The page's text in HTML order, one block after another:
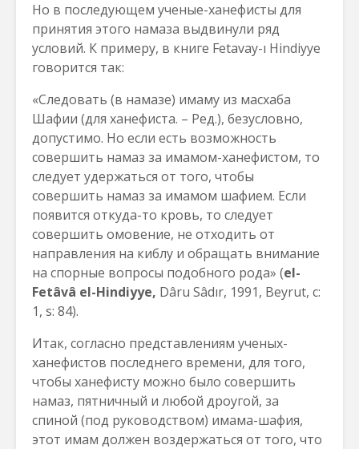
Но в последующем ученые-ханефисты для
принятия этого намаза выдвинули ряд
условий. К примеру, в книге Fetavay-ı Hindiyye
говорится так:
«Следовать (в намазе) имаму из масхаба
Шафии (для ханефиста. – Ред.), безусловно,
допустимо. Но если есть возможность
совершить намаз за имамом-ханефистом, то
следует удержаться от того, чтобы
совершить намаз за имамом шафием. Если
появится откуда-то кровь, то следует
совершить омовение, не отходить от
направления на киблу и обращать внимание
на спорные вопросы подобного рода» (el-
Fetâvâ el-Hindiyye, Dâru Sâdır, 1991, Beyrut, c:
1, s: 84).
Итак, согласно представлениям ученых-
ханефистов последнего времени, для того,
чтобы ханефисту можно было совершить
намаз, пятничный и любой дроугой, за
спиной (под руководством) имама-шафия,
этот имам должен воздержаться от того, что